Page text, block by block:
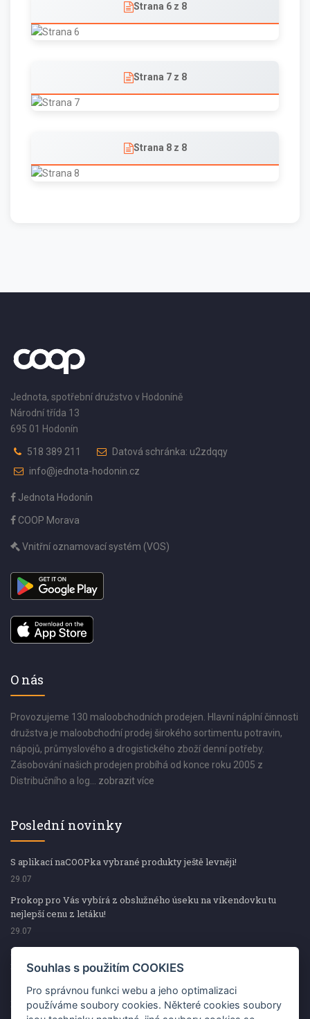
Strana 6 z 8
Strana 7 z 8
Strana 8 z 8
Jednota, spotřební družstvo v Hodoníně
Národní třída 13
695 01 Hodonín
518 389 211
Datová schránka: u2zdqqy
info@jednota-hodonin.cz
Jednota Hodonín
COOP Morava
Vnitřní oznamovací systém (VOS)
O nás
Provozujeme 130 maloobchodních prodejen. Hlavní náplní činnosti
družstva je maloobchodní prodej širokého sortimentu potravin,
nápojů, průmyslového a drogistického zboží denní potřeby.
Zásobování našich prodejen probíhá od konce roku 2005 z
Distribučního a log... zobrazit více
Poslední novinky
S aplikací naCOOPka vybrané produkty ještě levněji!
29.07
Prokop pro Vás vybírá z obslužného úseku na víkendovku tu
nejlepší cenu z letáku!
29.07
Prokop pro Vás vybírá z obslužného úseku na víkendovku tu
nejlepší cenu z letáku!
Kup špekáčky od Váhaly a vyhraj s naCOOPkou sekerku Fiskars
Souhlas s použitím COOKIES
Pro správnou funkci webu a jeho optimalizaci
používáme soubory cookies. Některé cookies soubory